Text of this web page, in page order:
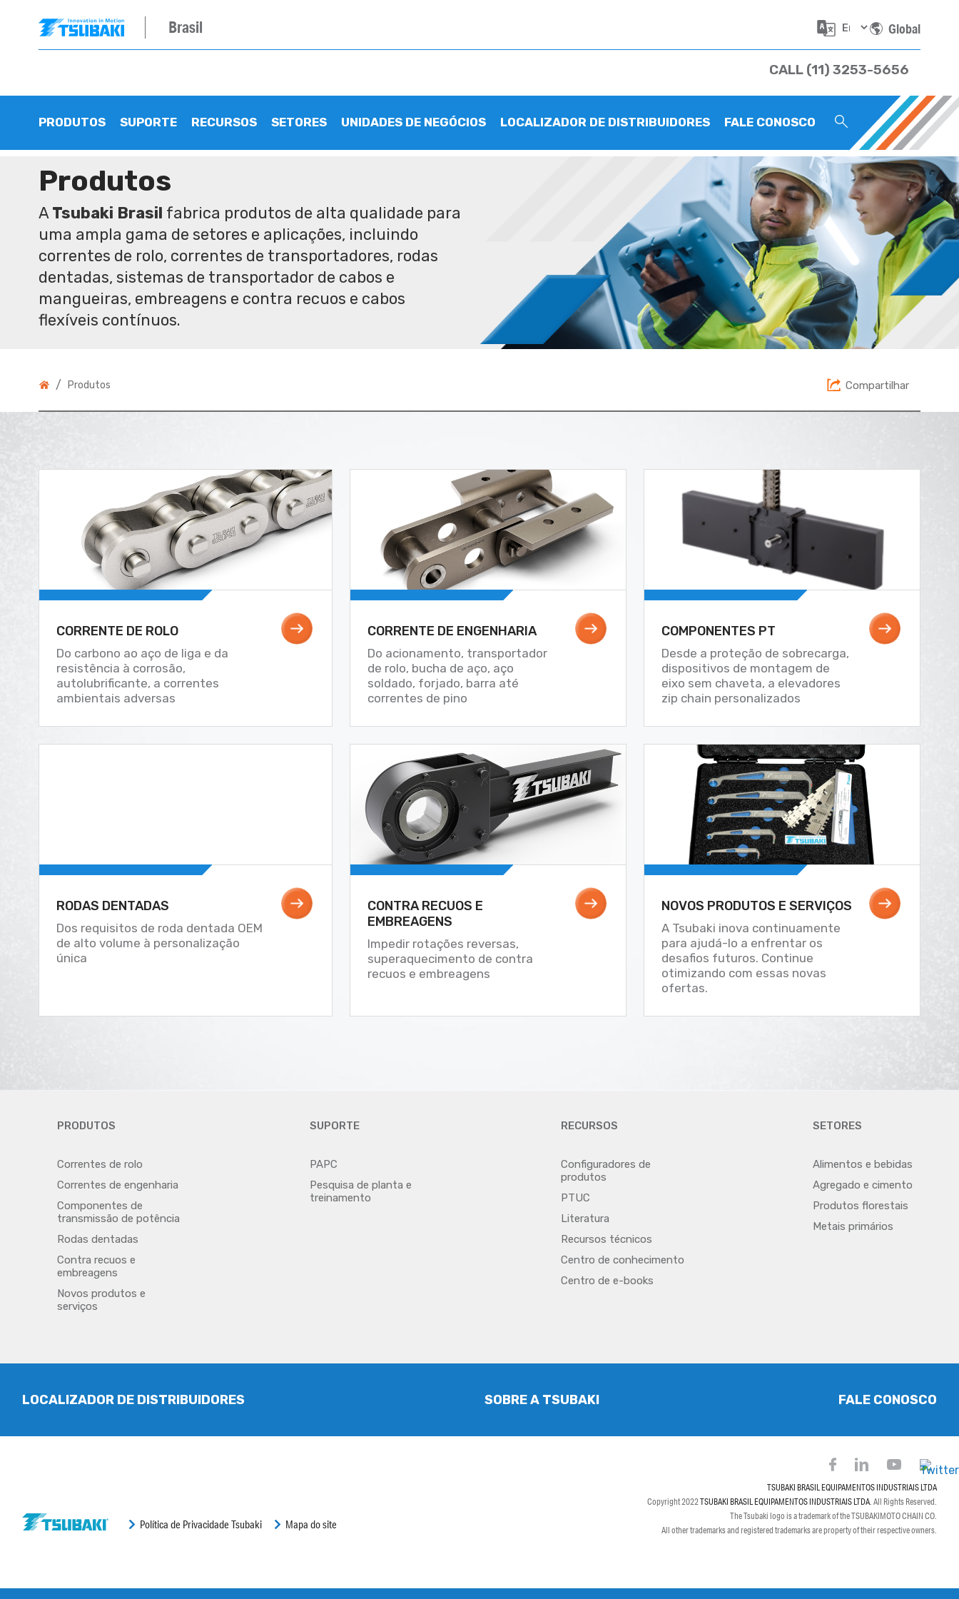
Brasil Global
CALL (11) 3253-5656
PRODUTOS SUPORTE RECURSOS SETORES UNIDADES DE NEGÓCIOS LOCALIZADOR DE DISTRIBUIDORES FALE CONOSCO
Produtos
ATsubaki Brasil fabrica produtos de alta qualidade para
uma ampla gama de setores e aplicações, incluindo
correntes de rolo, correntes de transportadores, rodas
dentadas, sistemas de transportador de cabos e
mangueiras, embreagens e contra recuos e cabos
flexíveis contínuos.
/ Produtos Compartilhar
CORRENTE DE ROLO
Do carbono ao aço de liga e da
resistência à corrosão,
autolubrificante, a correntes
ambientais adversas
CORRENTE DE ENGENHARIA
Do acionamento, transportador
de rolo, bucha de aço, aço
soldado, forjado, barra até
correntes de pino
COMPONENTES PT
Desde a proteção de sobrecarga,
dispositivos de montagem de
eixo sem chaveta, a elevadores
zip chain personalizados
RODAS DENTADAS
Dos requisitos de roda dentada OEM
de alto volume à personalização
única
CONTRA RECUOS E
EMBREAGENS
Impedir rotações reversas,
superaquecimento de contra
recuos e embreagens
NOVOS PRODUTOS E SERVIÇOS
A Tsubaki inova continuamente
para ajudá-lo a enfrentar os
desafios futuros. Continue
otimizando com essas novas
ofertas.
PRODUTOS
Correntes de rolo
Correntes de engenharia
Componentes de
transmissão de potência
Rodas dentadas
Contra recuos e
embreagens
Novos produtos e
serviços
SUPORTE
PAPC
Pesquisa de planta e
treinamento
RECURSOS
Configuradores de
produtos
PTUC
Literatura
Recursos técnicos
Centro de conhecimento
Centro de e-books
SETORES
Alimentos e bebidas
Agregado e cimento
Produtos florestais
Metais primários
LOCALIZADOR DE DISTRIBUIDORES SOBRE A TSUBAKI FALE CONOSCO
Política de Privacidade Tsubaki Mapa do site
TSUBAKI BRASIL EQUIPAMENTOS INDUSTRIAIS LTDA
Copyright 2022TSUBAKI BRASIL EQUIPAMENTOS INDUSTRIAIS LTDA. All Rights Reserved.
The Tsubaki logo is a trademark of the TSUBAKIMOTO CHAIN CO.
All other trademarks and registered trademarks are property of their respective owners.